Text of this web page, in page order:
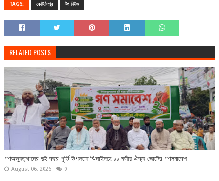
TAGS: কোটচাঁদপুর টপ নিউজ
RELATED POSTS
গণঅভ্যুত্থানের দুই বছর পুর্তি উপলক্ষে ঝিনাইদহে ১১ দলীয় ঐক্য জোটের গণসমাবেশ
August 06, 2026 0